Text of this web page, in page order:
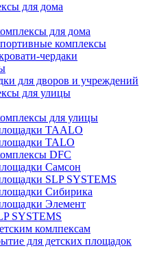
для дома
для дома
комплексы
чердаки
для дворов и учреждений
для улицы
для улицы
TAALO
TALO
DFC
Самсон
SLP SYSTEMS
Сибирика
Элемент
SYSTEMS
комлпексам
для детских площадок